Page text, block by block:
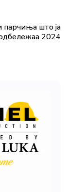
што ја
2024